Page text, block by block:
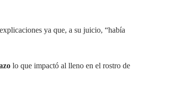
ya que, a su juicio, “había
lo que impactó al lleno en el rostro de